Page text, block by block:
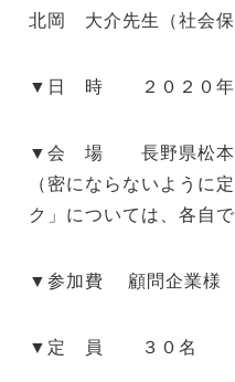
北岡 大介先生（社会
▼日 時 ２０２０年９
▼会 場 長野県松本
（密にならないように
ク」については、各自
▼参加費 顧問企業
▼定 員 ３０名